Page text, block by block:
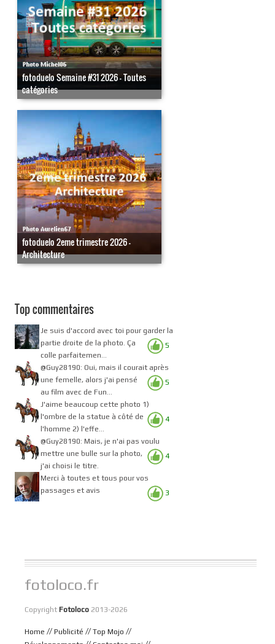
fotoduelo Semaine #31 2026 - Toutes
catégories
fotoduelo 2eme trimestre 2026 -
Architecture
Top commentaires
5
Je suis d'accord avec toi pour garder la
partie droite de la photo. Ça
colle parfaitemen...
5
@Guy28190: Oui, mais il courait après
une femelle, alors j'ai pensé
au film avec de Fun...
4
J'aime beaucoup cette photo 1)
l'ombre de la statue à côté de
l'homme 2) l'effe...
4
@Guy28190: Mais, je n'ai pas voulu
mettre une bulle sur la photo,
j'ai choisi le titre.
3
Merci à toutes et tous pour vos
passages et avis
fotoloco.fr
Copyright Fotoloco 2013-2026
Home // Publicité // Top Mojo //